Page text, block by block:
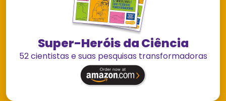
Super-Heróis da Ciência
52 cientistas e suas pesquisas transformadoras